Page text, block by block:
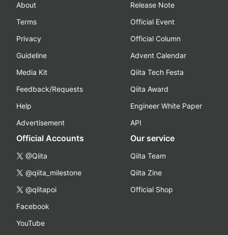
About
Terms
Privacy
Guideline
Media Kit
Feedback/Requests
Help
Advertisement
Release Note
Official Event
Official Column
Advent Calendar
Qiita Tech Festa
Qiita Award
Engineer White Paper
API
Official Accounts
@Qiita
@qiita_milestone
@qiitapoi
Facebook
YouTube
Our service
Qiita Team
Qiita Zine
Official Shop